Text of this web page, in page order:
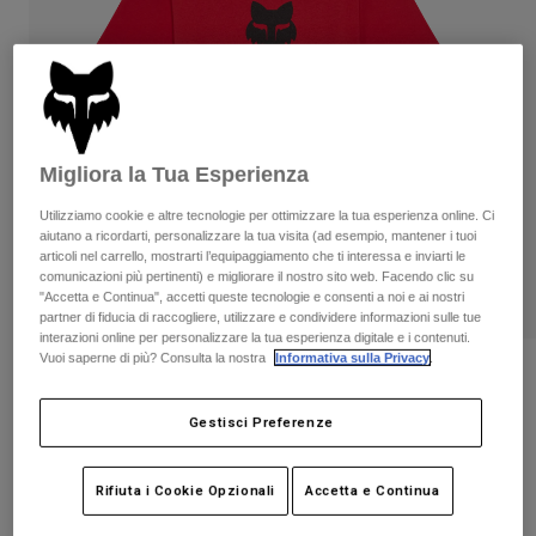
Pantaloni
Pantaloncini
Giacche
Guanti
Protezioni
Maschere
Calze
Parti di ricambio
Pantaloni
Guanti
Maschere
Calze
Parti di ricambio
Camicie
Vedi tutto
Donna
T-shirt
Felpe
Giacche
Pantaloni & Pantaloncini
Bambini
Protezioni
Maschere
Calze
Vedi tutto
Moto
Caschi
Maglie​
Pantaloni
Stivali
Maschere
Migliora la Tua Esperienza
Utilizziamo cookie e altre tecnologie per ottimizzare la tua esperienza online. Ci
aiutano a ricordarti, personalizzare la tua visita (ad esempio, mantener i tuoi
articoli nel carrello, mostrarti l’equipaggiamento che ti interessa e inviarti le
comunicazioni più pertinenti) e migliorare il nostro sito web. Facendo clic su
"Accetta e Continua", accetti queste tecnologie e consenti a noi e ai nostri
partner di fiducia di raccogliere, utilizzare e condividere informazioni sulle tue
interazioni online per personalizzare la tua esperienza digitale e i contenuti.
Vuoi saperne di più? Consulta la nostra
Informativa sulla Privacy
Gestisci Preferenze
Rifiuta i Cookie Opzionali Accetta e Continua